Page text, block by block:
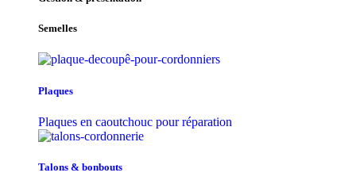
Semelles
Plaques
Plaques en caoutchouc pour réparation
Talons & bonbouts